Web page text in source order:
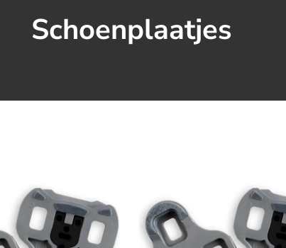
Schoenplaatjes